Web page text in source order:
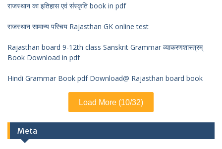
राजस्थान का इतिहास एवं संस्कृति book in pdf
राजस्थान सामान्य परिचय Rajasthan GK online test
Rajasthan board 9-12th class Sanskrit Grammar व्याकरणशास्त्रम्
Book Download in pdf
Hindi Grammar Book pdf Download@ Rajasthan board book
Load More (10/32)
Meta